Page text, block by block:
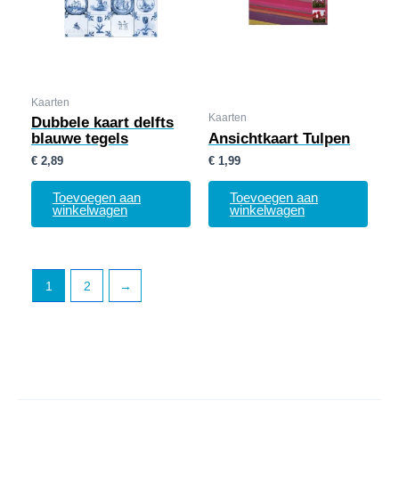
Kaarten
Dubbele kaart delfts
blauwe tegels
€ 2,89
Toevoegen aan
winkelwagen
Kaarten
Ansichtkaart Tulpen
€ 1,99
Toevoegen aan
winkelwagen
1 2 →